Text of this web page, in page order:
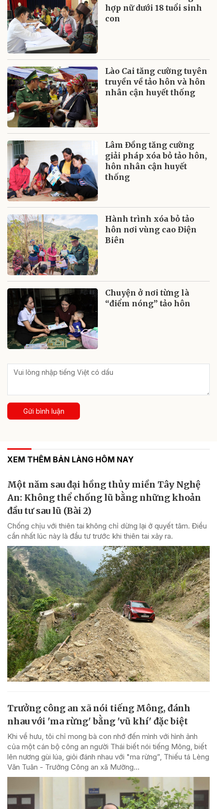
hợp nữ dưới 18 tuổi sinh
con
Lào Cai tăng cường tuyên
truyền về tảo hôn và hôn
nhân cận huyết thống
Lâm Đồng tăng cường
giải pháp xóa bỏ tảo hôn,
hôn nhân cận huyết
thống
Hành trình xóa bỏ tảo
hôn nơi vùng cao Điện
Biên
Chuyện ở nơi từng là
“điểm nóng” tảo hôn
Gửi bình luận
XEM THÊM BẢN LÀNG HÔM NAY
Một năm sau đại hồng thủy miền Tây Nghệ
An: Không thể chống lũ bằng những khoản
đầu tư sau lũ (Bài 2)
Chống chịu với thiên tai không chỉ dừng lại ở quyết tâm. Điều
cần nhất lúc này là đầu tư trước khi thiên tai xảy ra.
Trưởng công an xã nói tiếng Mông, đánh
nhau với 'ma rừng' bằng 'vũ khí' đặc biệt
Khi về hưu, tôi chỉ mong bà con nhớ đến mình với hình ảnh
của một cán bộ công an người Thái biết nói tiếng Mông, biết
lên nương gùi lúa, giỏi đánh nhau với "ma rừng”, Thiếu tá Lèng
Văn Tuân - Trưởng Công an xã Mường...